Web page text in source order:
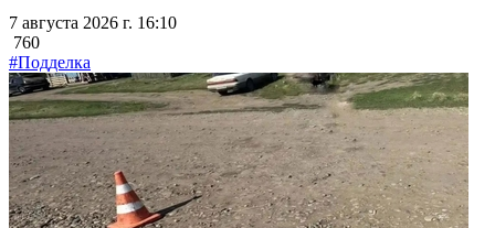
7 августа 2026 г. 16:10
760
#Подделка